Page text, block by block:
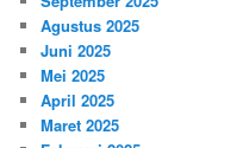
Agustus 2025
Juni 2025
Mei 2025
April 2025
Maret 2025